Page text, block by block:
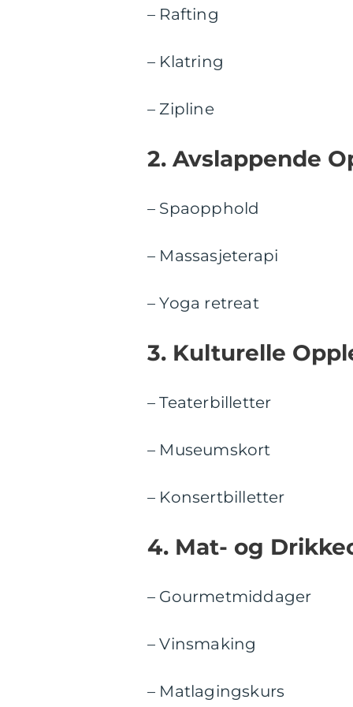
– Rafting
– Klatring
– Zipline
2. Avslappende
– Spaopphold
– Massasjeterapi
– Yoga retreat
3. Kulturelle
– Teaterbilletter
– Museumskort
– Konsertbilletter
4. Mat- og
– Gourmetmiddager
– Vinsmaking
– Matlagingskurs